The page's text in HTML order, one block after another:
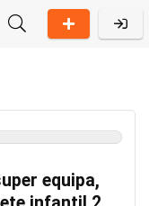
equipa,